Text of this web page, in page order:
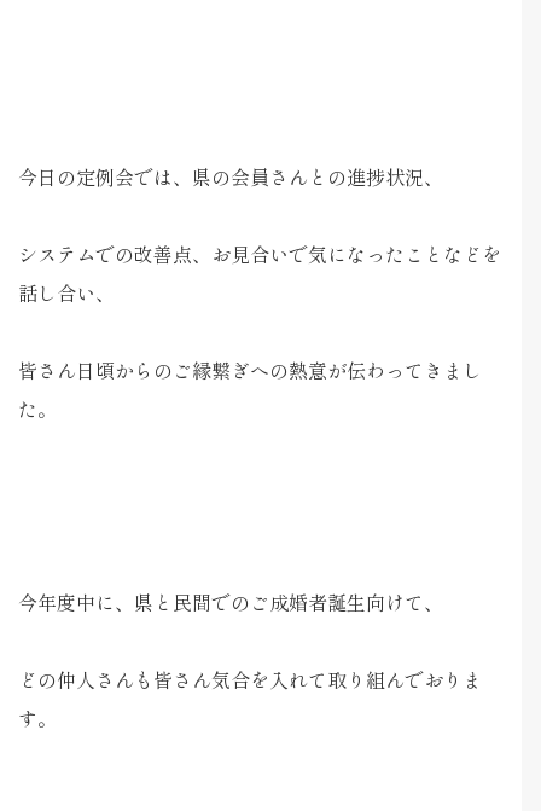
今日の定例会では、県の会員さんとの進捗状況、
システムでの改善点、お見合いで気になったことなどを
話し合い、
皆さん日頃からのご縁繋ぎへの熱意が伝わってきまし
た。
今年度中に、県と民間でのご成婚者誕生向けて、
どの仲人さんも皆さん気合を入れて取り組んでおりま
す。